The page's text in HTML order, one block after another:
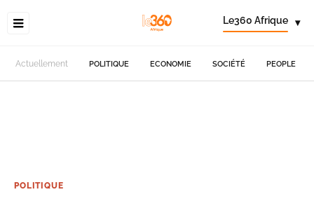
Le360 Afrique ▾
Actuellement POLITIQUE ECONOMIE SOCIÉTÉ PEOPLE
POLITIQUE